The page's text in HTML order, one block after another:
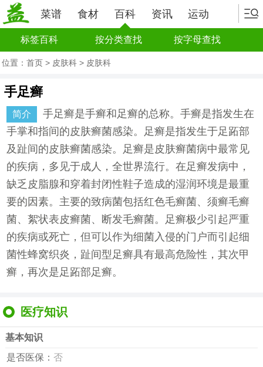
菜谱 食材 百科 资讯 运动
标签百科 按分类查找 按字母查找
位置： 首页 > 皮肤科 > 皮肤科
手足癣
简介
手足癣是手癣和足癣的总称。手癣是指发生在
手掌和指间的皮肤癣菌感染。足癣是指发生于足跖部
及趾间的皮肤癣菌感染。足癣是皮肤癣菌病中最常见
的疾病，多见于成人，全世界流行。在足癣发病中，
缺乏皮脂腺和穿着封闭性鞋子造成的湿润环境是最重
要的因素。主要的致病菌包括红色毛癣菌、须癣毛癣
菌、絮状表皮癣菌、断发毛癣菌。足癣极少引起严重
的疾病或死亡，但可以作为细菌入侵的门户而引起细
菌性蜂窝织炎，趾间型足癣具有最高危险性，其次甲
癣，再次是足跖部足癣。
医疗知识
基本知识
是否医保： 否